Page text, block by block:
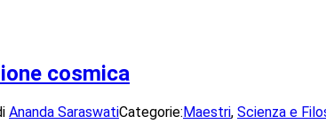
cosmica
Ananda SaraswatiCategorie:Maestri, Scienza e